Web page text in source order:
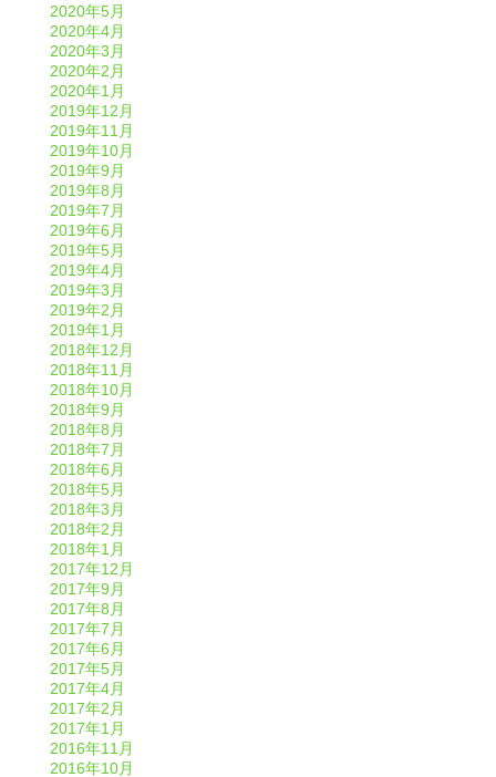
2020年5月
2020年4月
2020年3月
2020年2月
2020年1月
2019年12月
2019年11月
2019年10月
2019年9月
2019年8月
2019年7月
2019年6月
2019年5月
2019年4月
2019年3月
2019年2月
2019年1月
2018年12月
2018年11月
2018年10月
2018年9月
2018年8月
2018年7月
2018年6月
2018年5月
2018年3月
2018年2月
2018年1月
2017年12月
2017年9月
2017年8月
2017年7月
2017年6月
2017年5月
2017年4月
2017年2月
2017年1月
2016年11月
2016年10月